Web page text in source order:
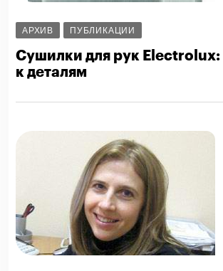
АРХИВ ПУБЛИКАЦИИ
Сушилки для рук Electrolux:
к деталям